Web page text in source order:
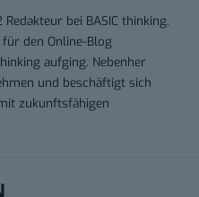
bei BASIC thinking.
den Online-Blog
aufging. Nebenher
und beschäftigt sich
zukunftsfähigen